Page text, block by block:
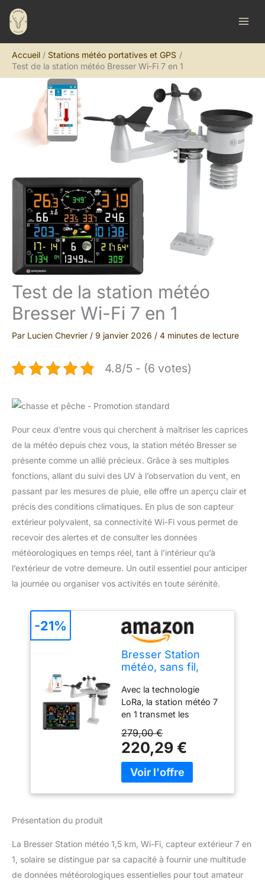
Aller
contenu
Accueil
Stations météo portatives et GPS
Test de la station météo Bresser Wi-Fi 7 en 1
Test de la station météo
Bresser Wi-Fi 7 en 1
Par Lucien Chevrier / 9 janvier 2026 / 4 minutes de lecture
4.8/5 - (6 votes)
Pour ceux d’entre vous qui cherchent à maîtriser les caprices
de la météo depuis chez vous, la station météo Bresser se
présente comme un allié précieux. Grâce à ses multiples
fonctions, allant du suivi des UV à l’observation du vent, en
passant par les mesures de pluie, elle offre un aperçu clair et
précis des conditions climatiques. En plus de son capteur
extérieur polyvalent, sa connectivité Wi-Fi vous permet de
recevoir des alertes et de consulter les données
météorologiques en temps réel, tant à l’intérieur qu’à
l’extérieur de votre demeure. Un outil essentiel pour anticiper
la journée ou organiser vos activités en toute sérénité.
Bresser Station
météo, sans fil,
WiFi, capteur
extérieur 7 en 1,
solaire, UV, vent,
pluie,
téléversement WiFi,
alarme, climat
intérieur/extérieur
Avec la technologie
LoRa, la station météo 7
en 1 transmet les
une distance allant
jusqu'à 1,5 km,
fournissant ainsi des
informations
l'humidité, la quantité de
précipitations, la
vitesse/direction du vent,
l'intensité lumineuse, le
279,00 €
220,29 €
-21%
Présentation du produit
La Bresser Station météo 1,5 km, Wi-Fi, capteur extérieur 7 en
1, solaire se distingue par sa capacité à fournir une multitude
de données météorologiques essentielles pour tout amateur
R
e
h